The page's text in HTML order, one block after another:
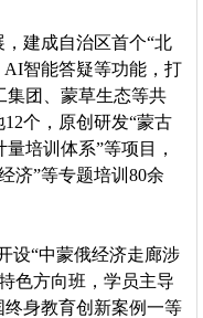
建成自治区首个“北
智能答疑等功能，打
集团、蒙草生态等共
个，原创研发“蒙古
培训体系”等项目，
济”等专题培训80余
设“中蒙俄经济走廊涉
色方向班，学员主导
终身教育创新案例一等